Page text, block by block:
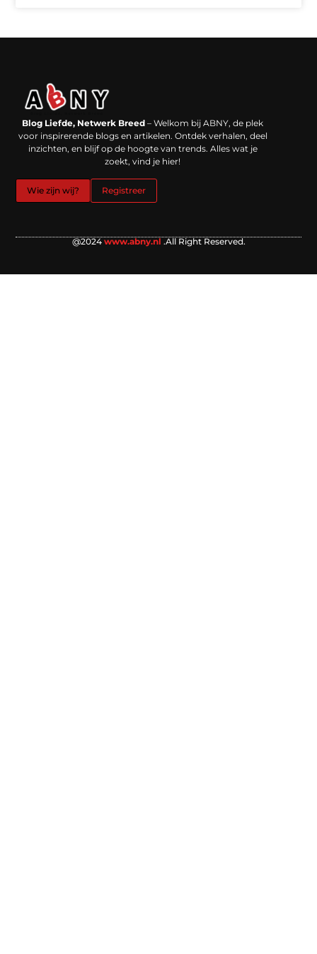
Blog Liefde, Netwerk Breed – Welkom bij ABNY, de plek
voor inspirerende blogs en artikelen. Ontdek verhalen, deel
inzichten, en blijf op de hoogte van trends. Alles wat je
zoekt, vind je hier!
Wie zijn wij? Registreer
@2024 www.abny.nl .All Right Reserved.